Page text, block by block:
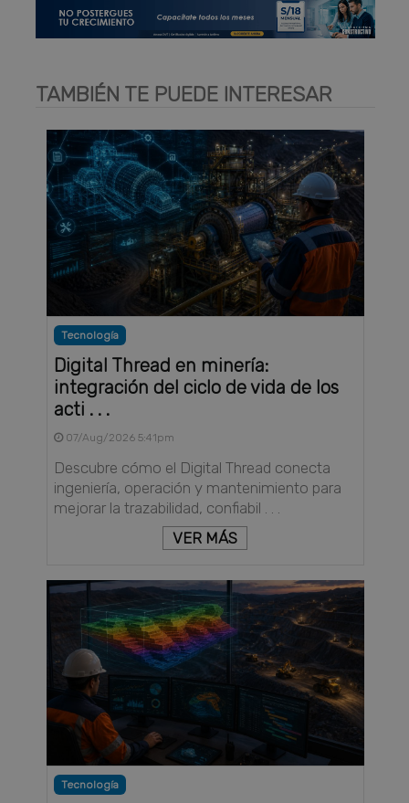
TAMBIÉN TE PUEDE INTERESAR
Tecnología
Digital Thread en minería:
integración del ciclo de vida de los
acti . . .
07/Aug/2026 5:41pm
Descubre cómo el Digital Thread conecta
ingeniería, operación y mantenimiento para
mejorar la trazabilidad, confiabil . . .
VER MÁS
Tecnología